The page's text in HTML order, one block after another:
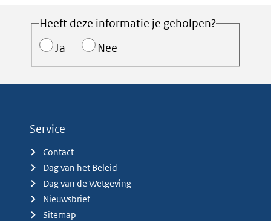
Heeft deze informatie je geholpen?
Ja
Nee
Service
Contact
Dag van het Beleid
Dag van de Wetgeving
Nieuwsbrief
Sitemap